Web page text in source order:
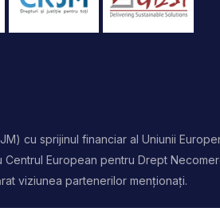
cu sprijinul financiar al Uniunii
European pentru Drept
viziunea partenerilor menționați.